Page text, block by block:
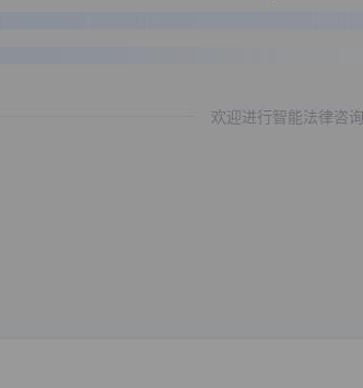
欢迎进行智能法律咨询